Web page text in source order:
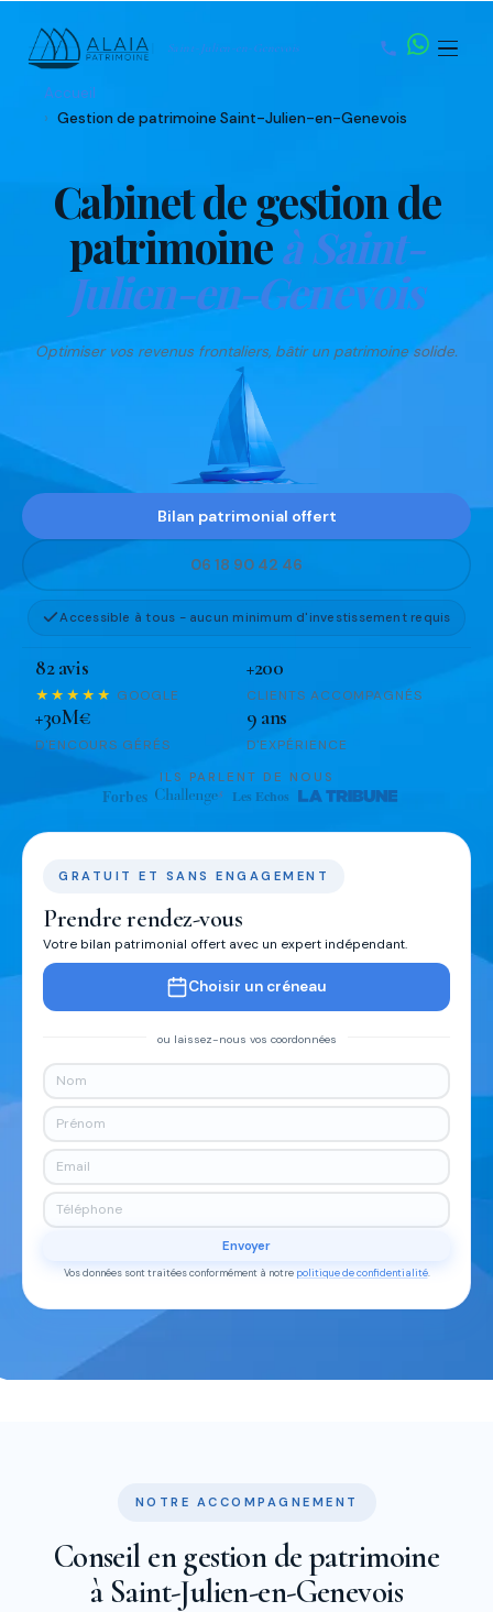
Saint-Julien-en-Genevois
Accueil
Gestion de patrimoine Saint-Julien-en-Genevois
Cabinet de gestion de
patrimoineà Saint-
Julien-en-Genevois
Optimiser vos revenus frontaliers, bâtir un patrimoine solide.
Bilan patrimonial offert
06 18 90 42 46
Accessible à tous - aucun minimum d'investissement requis
82 avis
★★★★★ GOOGLE
+200
CLIENTS ACCOMPAGNÉS
+30M€
D'ENCOURS GÉRÉS
9 ans
D'EXPÉRIENCE
ILS PARLENT DE NOUS
GRATUIT ET SANS ENGAGEMENT
Prendre rendez-vous
Votre bilan patrimonial offert avec un expert indépendant.
Choisir un créneau
ou laissez-nous vos coordonnées
Envoyer
Vos données sont traitées conformément à notre politique de confidentialité.
NOTRE ACCOMPAGNEMENT
Conseil en gestion de patrimoine
à Saint-Julien-en-Genevois